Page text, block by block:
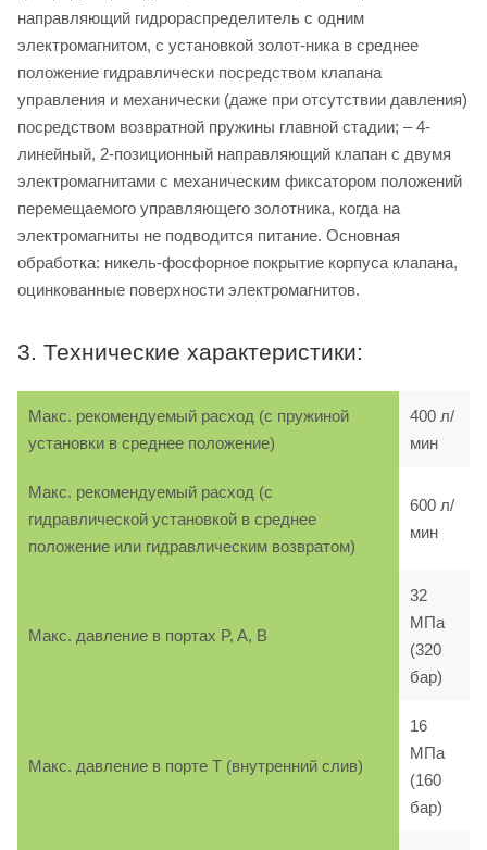
направляющий гидрораспределитель с одним
электромагнитом, с установкой золот-ника в среднее
положение гидравлически посредством клапана
управления и механически (даже при отсутствии давления)
посредством возвратной пружины главной стадии; – 4-
линейный, 2-позиционный направляющий клапан с двумя
электромагнитами с механическим фиксатором положений
перемещаемого управляющего золотника, когда на
электромагниты не подводится питание. Основная
обработка: никель-фосфорное покрытие корпуса клапана,
оцинкованные поверхности электромагнитов.
3. Технические характеристики:
Макс. рекомендуемый расход (с пружиной
установки в среднее положение)
400 л/
мин
Макс. рекомендуемый расход (с
гидравлической установкой в среднее
положение или гидравлическим возвратом)
600 л/
мин
Макс. давление в портах P, A, B
32
МПа
(320
бар)
Макс. давление в порте T (внутренний слив)
16
МПа
(160
бар)